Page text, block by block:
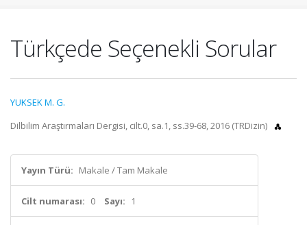
Türkçede Seçenekli Sorular
YUKSEK M. G.
Dilbilim Araştırmaları Dergisi, cilt.0, sa.1, ss.39-68, 2016 (TRDizin)
Yayın Türü: Makale / Tam Makale
Cilt numarası: 0 Sayı: 1